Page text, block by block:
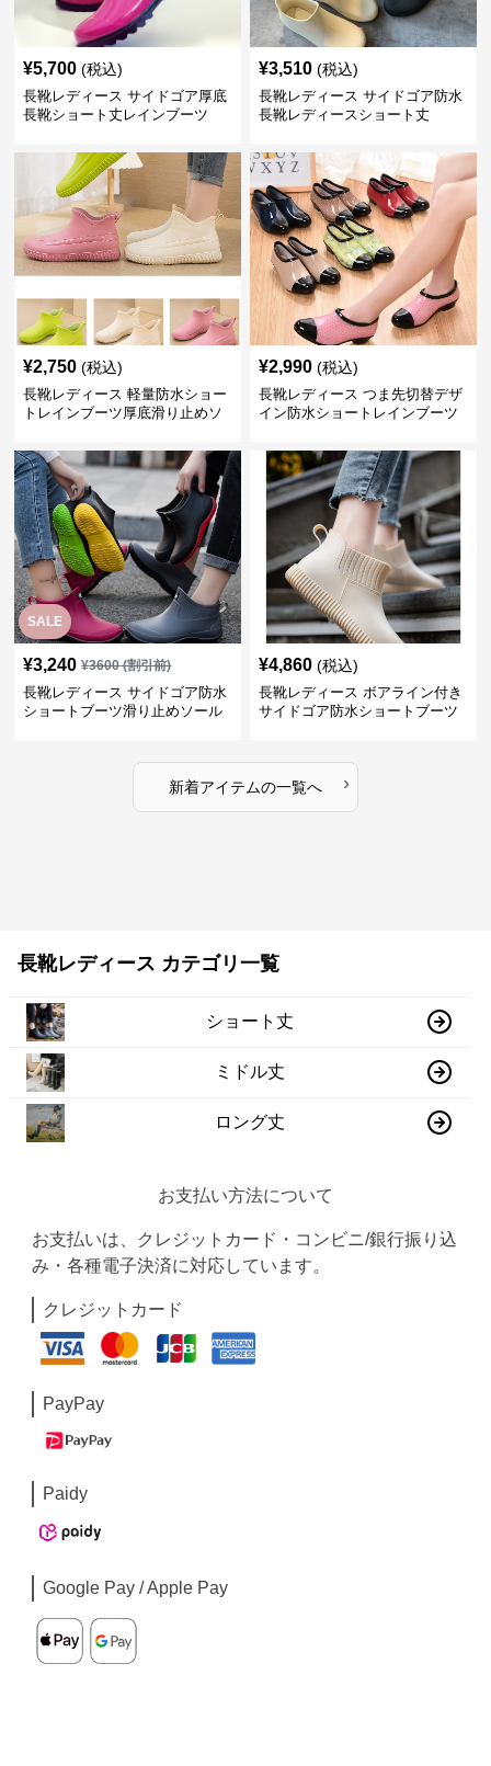
¥5,700 (税込)
長靴レディース サイドゴア厚底
長靴ショート丈レインブーツ
¥3,510 (税込)
長靴レディース サイドゴア防水
長靴レディースショート丈
¥2,750 (税込)
長靴レディース 軽量防水ショー
トレインブーツ厚底滑り止めソ
¥2,990 (税込)
長靴レディース つま先切替デザ
イン防水ショートレインブーツ
SALE
¥3,240 ¥3600(割引前)
長靴レディース サイドゴア防水
ショートブーツ滑り止めソール
¥4,860 (税込)
長靴レディース ボアライン付き
サイドゴア防水ショートブーツ
新着アイテムの一覧へ ›
長靴レディース カテゴリ一覧
ショート丈
ミドル丈
ロング丈
お支払い方法について
お支払いは、クレジットカード・コンビニ/銀行振り込
み・各種電子決済に対応しています。
クレジットカード
PayPay
Paidy
Google Pay / Apple Pay